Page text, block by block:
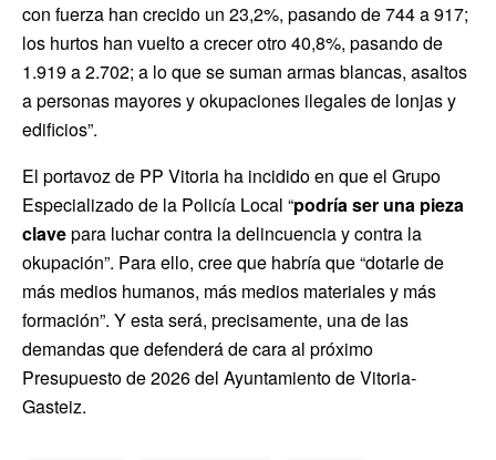
con fuerza han crecido un 23,2%, pasando de 744 a 917;
los hurtos han vuelto a crecer otro 40,8%, pasando de
1.919 a 2.702; a lo que se suman armas blancas, asaltos
a personas mayores y okupaciones ilegales de lonjas y
edificios”.
El portavoz de PP Vitoria ha incidido en que el Grupo
Especializado de la Policía Local “podría ser una pieza
clavepara luchar contra la delincuencia y contra la
okupación”. Para ello, cree que habría que “dotarle de
más medios humanos, más medios materiales y más
formación”. Y esta será, precisamente, una de las
demandas que defenderá de cara al próximo
Presupuesto de 2026 del Ayuntamiento de Vitoria-
Gasteiz.